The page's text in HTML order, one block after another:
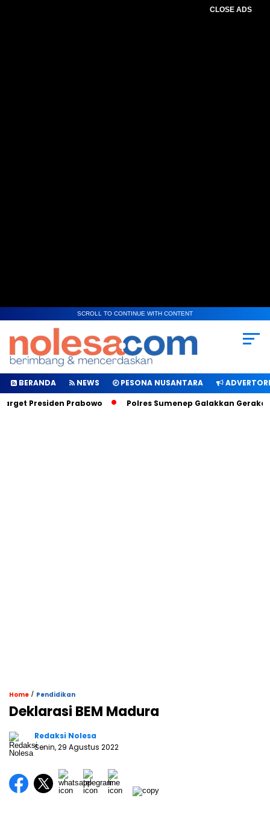
CLOSE ADS
SCROLL TO CONTINUE WITH CONTENT
BERANDA NEWS PESONA NUSANTARA
Presiden Prabowo
Polres Sumenep Galakkan Gerakan
Home / Pendidikan
Deklarasi BEM Madura
Redaksi Nolesa
Senin, 29 Agustus 2022